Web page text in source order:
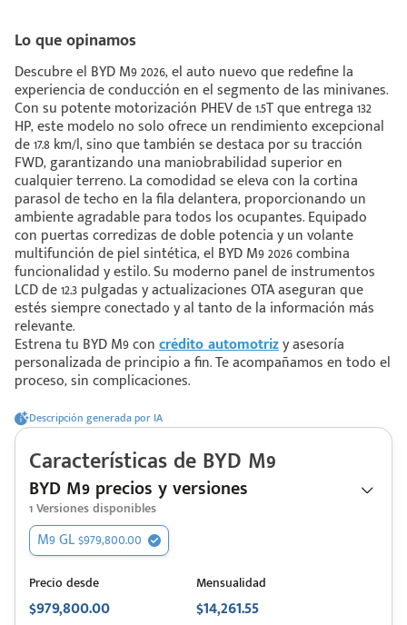
Lo que opinamos
Descubre el BYD M9 2026, el auto nuevo que redefine la
experiencia de conducción en el segmento de las minivanes.
Con su potente motorización PHEV de 1.5T que entrega 132
HP, este modelo no solo ofrece un rendimiento excepcional
de 17.8 km/l, sino que también se destaca por su tracción
FWD, garantizando una maniobrabilidad superior en
cualquier terreno. La comodidad se eleva con la cortina
parasol de techo en la fila delantera, proporcionando un
ambiente agradable para todos los ocupantes. Equipado
con puertas corredizas de doble potencia y un volante
multifunción de piel sintética, el BYD M9 2026 combina
funcionalidad y estilo. Su moderno panel de instrumentos
LCD de 12.3 pulgadas y actualizaciones OTA aseguran que
estés siempre conectado y al tanto de la información más
relevante.
Estrena tu BYD M9 concrédito automotrizy asesoría
personalizada de principio a fin. Te acompañamos en todo el
proceso, sin complicaciones.
Descripción generada por IA
Características de BYD M9
BYD M9 precios y versiones
1Versiones disponibles
M9 GL $979,800.00
Precio desde
$979,800.00
Mensualidad
$14,261.55
asesor te guiará
para que
la mejor desición.
más
estoy viendo 😀